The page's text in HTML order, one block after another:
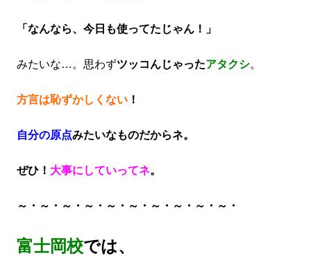
「なんなら、今日も使ってたじゃん！」
みたいな…。 思わずツッコんじゃったアタクシ。
方言は恥ずかしくない ！
自分の原点みたいなものだからネ。
ぜひ！ 大事にしていってネ。
～・～・～・～・～・～・～・～・～・～・
富士岡校では、